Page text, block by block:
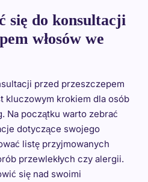
się do konsultacji
włosów we
przed przeszczepem
kluczowym krokiem dla osób
Na początku warto zebrać
dotyczące swojego
listę przyjmowanych
przewlekłych czy alergii.
się nad swoimi